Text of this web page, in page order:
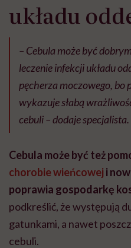
układu
– Cebula może być
leczenie infekcji układu
pęcherza moczowego, bo
wykazuje słabą
cebuli – dodaje specjalista.
Cebula może być też
chorobie wieńcowej i
poprawia gospodarkę
podkreślić, że występują
gatunkami, a nawet
cebuli.